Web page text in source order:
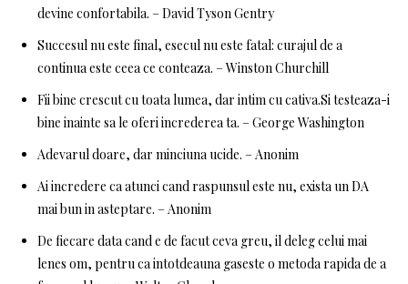
devine confortabila. – David Tyson Gentry
Succesul nu este final, esecul nu este fatal: curajul de a
continua este ceea ce conteaza. – Winston Churchill
Fii bine crescut cu toata lumea, dar intim cu cativa.Si testeaza-i
bine inainte sa le oferi increderea ta. – George Washington
Adevarul doare, dar minciuna ucide. – Anonim
Ai incredere ca atunci cand raspunsul este nu, exista un DA
mai bun in asteptare. – Anonim
De fiecare data cand e de facut ceva greu, il deleg celui mai
lenes om, pentru ca intotdeauna gaseste o metoda rapida de a